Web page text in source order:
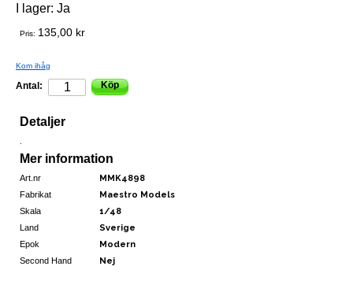
I lager: Ja
Pris: 135,00 kr
Kom ihåg
Antal: Köp
Detaljer
Mer information
Art.nr MMK4898
Fabrikat Maestro Models
Skala 1/48
Land Sverige
Epok Modern
Second Hand Nej